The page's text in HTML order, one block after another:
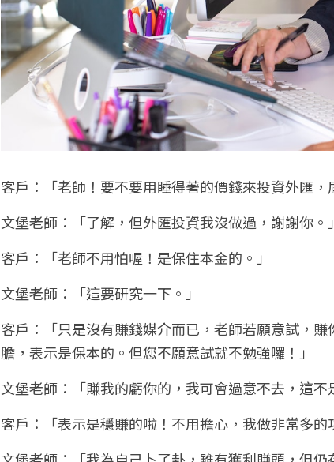
客戶：「老師！要不要用睡得著的價錢來投資外匯
文堡老師：「了解，但外匯投資我沒做過，謝謝你。」
客戶：「老師不用怕喔！是保住本金的。」
文堡老師：「這要研究一下。」
客戶：「只是沒有賺錢媒介而已，老師若願意試，
膽，表示是保本的。但您不願意試就不勉強囉！」
文堡老師：「賺我的虧你的，我可會過意不去，這
客戶：「表示是穩賺的啦！不用擔心，我做非常多